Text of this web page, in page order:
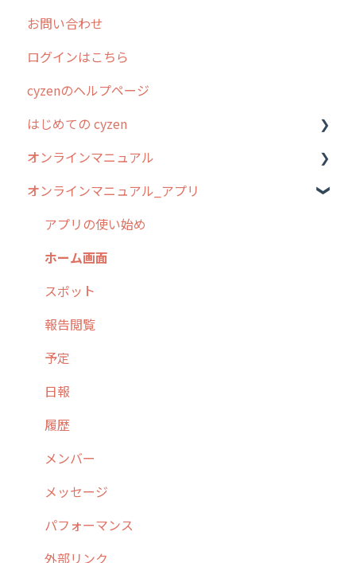
2025年のリリース情報
2024年のリリース情報
2023年のリリース情報
過去のリリース
2019年までのリリース情報
お客様の声を実現しました
お問い合わせ
ログインはこちら
cyzenのヘルプページ
はじめての cyzen
0. はじめてのcyzenの使い方
1. cyzenについて知ろう
2. 主要機能の概要
3. cyzenの位置情報取得について
4. cyzen利用前の準備：システム管理者編
5. 基本的な使い方：システム管理者編
6. 基本的な使い方：ユーザー編
7. 初心者向けよくある質問集
8. 用語集
9. もっと便利に利用するための設定
10.ユーザー向けおすすめの使い方
【業界業種別】cyzen設定方法
オンラインマニュアル
管理サイトの使い始め
ユーザー・グループ管理
行動管理
予定管理
スポット
ステータス・主観
報告書・行動種別
勤怠管理
活動通知
パフォーマンス
帳票出力
メッセージ・ファイル添付
オンラインマニュアル_アプリ
アプリの使い始め
ホーム画面
スポット
報告閲覧
予定
日報
履歴
メンバー
メッセージ
パフォーマンス
外部リンク